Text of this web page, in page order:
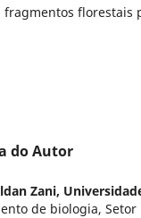
fragmentos florestais
do Autor
Zani,
de biologia, Setor